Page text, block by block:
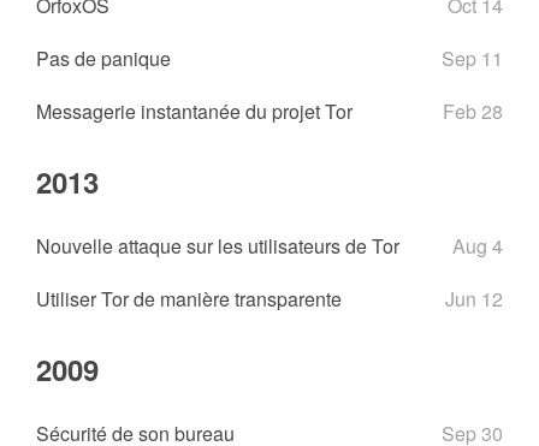
Pas de panique
Sep 11
Messagerie instantanée du projet Tor
Feb 28
2013
Nouvelle attaque sur les utilisateurs de Tor
Aug 4
Utiliser Tor de manière transparente
Jun 12
2009
Sécurité de son bureau Sep 30